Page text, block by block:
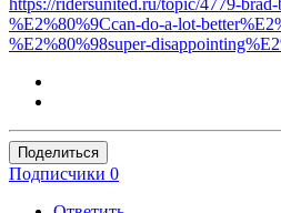
https://ridersunited.ru/topic/4779-
%E2%80%9Ccan-do-a-lot-
%E2%80%98super-
Поделиться
Подписчики 0